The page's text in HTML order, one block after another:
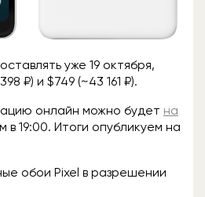
уже 19 октября,
₽) и $749 (~43 161 ₽).
онлайн можно будет на
в 19:00. Итоги опубликуем на
обои Pixel в разрешении